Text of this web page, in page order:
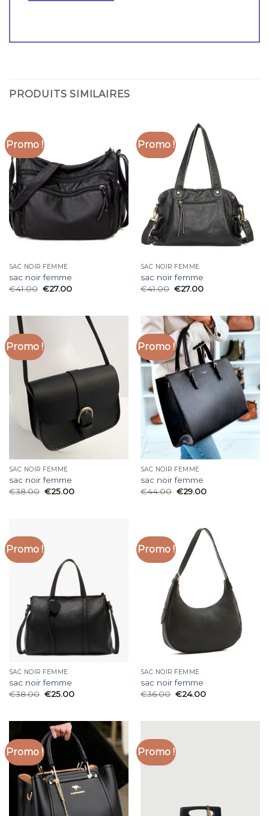
PRODUITS SIMILAIRES
Promo !
SAC NOIR FEMME
sac noir femme
€41.00 €27.00
Promo !
SAC NOIR FEMME
sac noir femme
€41.00 €27.00
Promo !
SAC NOIR FEMME
sac noir femme
€38.00 €25.00
Promo !
SAC NOIR FEMME
sac noir femme
€44.00 €29.00
Promo !
SAC NOIR FEMME
sac noir femme
€38.00 €25.00
Promo !
SAC NOIR FEMME
sac noir femme
€36.00 €24.00
Promo ! Promo !